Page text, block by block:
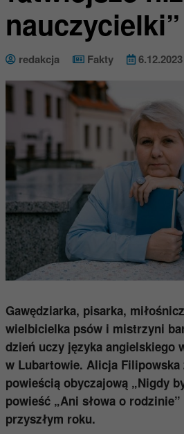
nauczycielki”
redakcja Fakty 6.12.2023
Gawędziarka, pisarka,
wielbicielka psów i mistrzyni
dzień uczy języka angielskiego
w Lubartowie. Alicja Filipowska
powieścią obyczajową „Nigdy
powieść „Ani słowa o
przyszłym roku.